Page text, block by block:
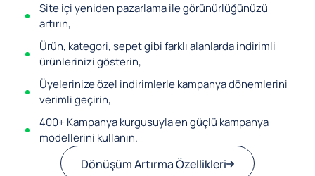
Site içi yeniden pazarlama ile görünürlüğünüzü
artırın,
Ürün, kategori, sepet gibi farklı alanlarda indirimli
ürünlerinizi gösterin,
Üyelerinize özel indirimlerle kampanya dönemlerini
verimli geçirin,
400+ Kampanya kurgusuyla en güçlü kampanya
modellerini kullanın.
Dönüşüm Artırma Özellikleri